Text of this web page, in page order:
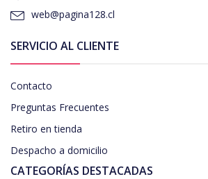
web@pagina128.cl
SERVICIO AL CLIENTE
Contacto
Preguntas Frecuentes
Retiro en tienda
Despacho a domicilio
CATEGORÍAS DESTACADAS